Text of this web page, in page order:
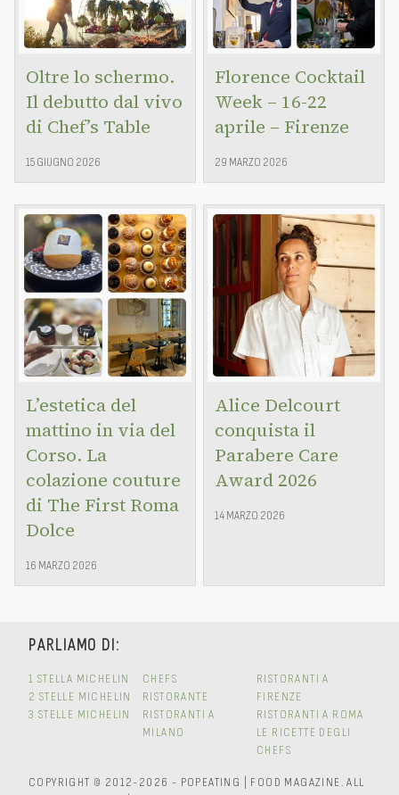
Oltre lo schermo.
Il debutto dal vivo
di Chef’s Table
15 GIUGNO 2026
Florence Cocktail
Week – 16-22
aprile – Firenze
29 MARZO 2026
L’estetica del
mattino in via del
Corso. La
colazione couture
di The First Roma
Dolce
16 MARZO 2026
Alice Delcourt
conquista il
Parabere Care
Award 2026
14 MARZO 2026
PARLIAMO DI:
1 STELLA MICHELIN
2 STELLE MICHELIN
3 STELLE MICHELIN
CHEFS
RISTORANTE
RISTORANTI A
MILANO
RISTORANTI A
FIRENZE
RISTORANTI A ROMA
LE RICETTE DEGLI
CHEFS
COPYRIGHT © 2012-2026 - POPEATING | FOOD MAGAZINE.ALL